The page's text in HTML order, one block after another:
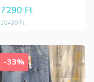
10439Ft
7290 Ft
-33%